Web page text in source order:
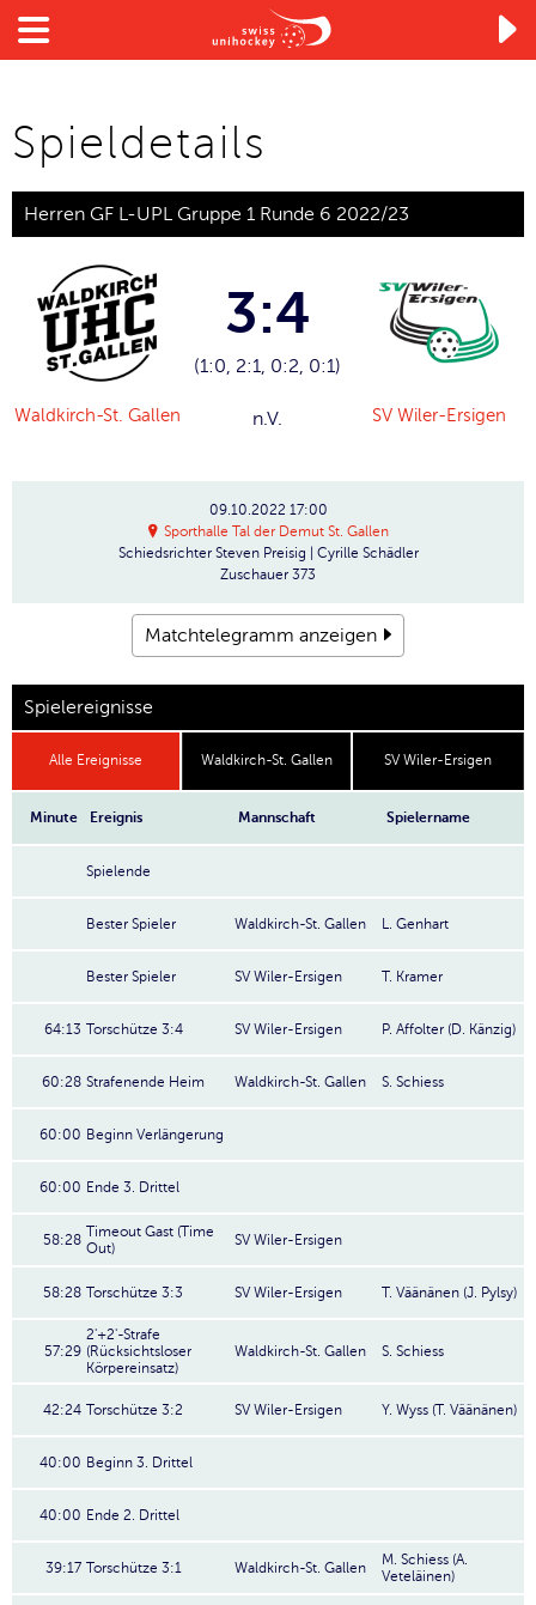

Spieldetails
Herren GF L-UPL Gruppe 1 Runde 6 2022/23
Waldkirch-St. Gallen
3:4
(1:0, 2:1, 0:2, 0:1)
n.V. SV Wiler-Ersigen
09.10.2022 17:00
Sporthalle Tal der Demut St. Gallen
Schiedsrichter Steven Preisig | Cyrille Schädler
Zuschauer 373
Matchtelegramm anzeigen
Spielereignisse
Alle Ereignisse Waldkirch-St. Gallen SV Wiler-Ersigen
Minute Ereignis Mannschaft Spielername
Spielende
Bester Spieler Waldkirch-St. Gallen L. Genhart
Bester Spieler SV Wiler-Ersigen T. Kramer
64:13 Torschütze 3:4 SV Wiler-Ersigen P. Affolter (D. Känzig)
60:28 Strafenende Heim Waldkirch-St. Gallen S. Schiess
60:00 Beginn Verlängerung
60:00 Ende 3. Drittel
58:28 Timeout Gast (Time
Out)
SV Wiler-Ersigen
58:28 Torschütze 3:3 SV Wiler-Ersigen T. Väänänen (J. Pylsy)
57:29
2'+2'-Strafe
(Rücksichtsloser
Körpereinsatz)
Waldkirch-St. Gallen S. Schiess
42:24 Torschütze 3:2 SV Wiler-Ersigen Y. Wyss (T. Väänänen)
40:00 Beginn 3. Drittel
40:00 Ende 2. Drittel
39:17 Torschütze 3:1 Waldkirch-St. Gallen
M. Schiess (A.
Veteläinen)